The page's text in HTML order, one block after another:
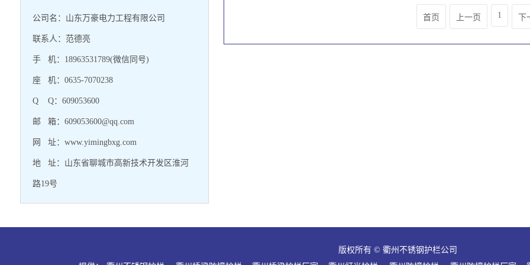
公司名：山东万豪电力工程有限公司
联系人：范德亮
手 机：18963531789(微信同号)
座 机：0635-7070238
Q Q：609053600
邮 箱：609053600@qq.com
网 址：www.yimingbxg.com
地 址：山东省聊城市高新技术开发区淮河
路19号
首页 上一页 1
版权所有 © 衢州不锈钢护栏公司